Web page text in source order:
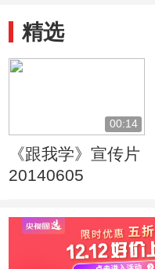
精选
00:14
《跟我学》宣传片
20140605